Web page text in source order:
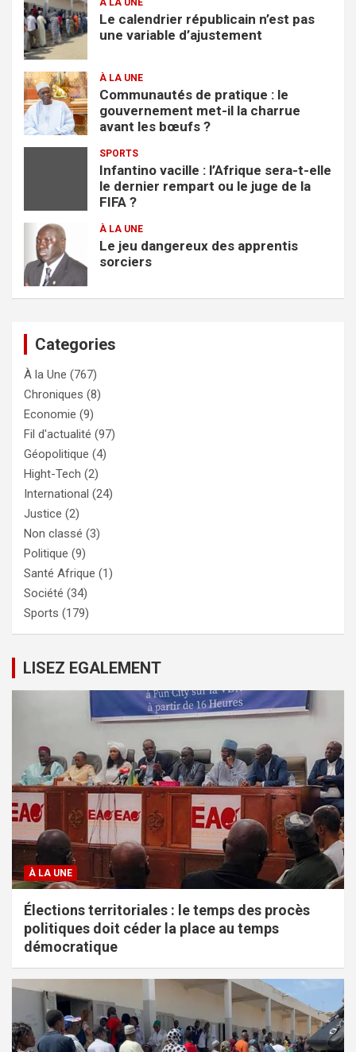
Le calendrier républicain n’est pas
une variable d’ajustement
À LA UNE
Communautés de pratique : le
gouvernement met-il la charrue
avant les bœufs ?
SPORTS
Infantino vacille : l’Afrique sera-t-elle
le dernier rempart ou le juge de la
FIFA ?
À LA UNE
Le jeu dangereux des apprentis
sorciers
Categories
À la Une (767)
Chroniques (8)
Economie (9)
Fil d'actualité (97)
Géopolitique (4)
Hight-Tech (2)
International (24)
Justice (2)
Non classé (3)
Politique (9)
Santé Afrique (1)
Société (34)
Sports (179)
LISEZ EGALEMENT
À LA UNE
Élections territoriales : le temps des procès
politiques doit céder la place au temps
démocratique